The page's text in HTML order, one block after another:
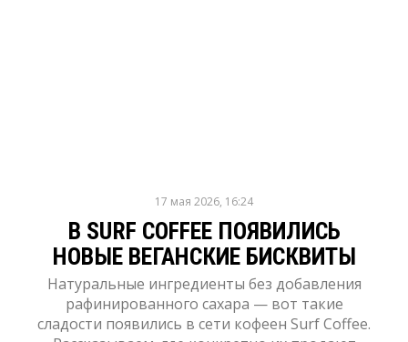
17 мая 2026, 16:24
В SURF COFFEE ПОЯВИЛИСЬ
НОВЫЕ ВЕГАНСКИЕ БИСКВИТЫ
Натуральные ингредиенты без добавления
рафинированного сахара — вот такие
сладости появились в сети кофеен Surf Coffee.